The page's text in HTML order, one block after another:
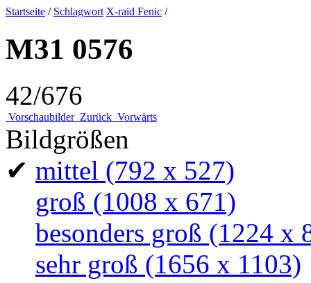
Startseite / Schlagwort X-raid Fenic /
M31 0576
42/676
Vorschaubilder Zurück Vorwärts
Bildgrößen
✔ mittel (792 x 527)
groß (1008 x 671)
besonders groß (1224 x
sehr groß (1656 x 1103)